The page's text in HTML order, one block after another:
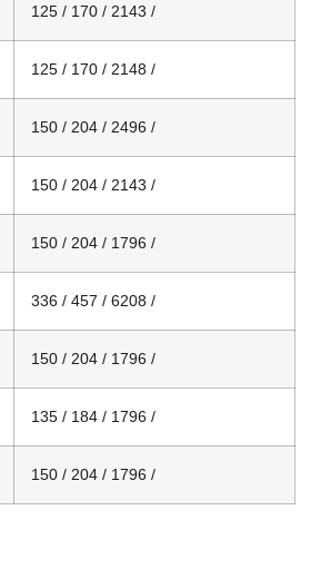
125 / 170 / 2143 /
125 / 170 / 2148 /
150 / 204 / 2496 /
150 / 204 / 2143 /
150 / 204 / 1796 /
336 / 457 / 6208 /
150 / 204 / 1796 /
135 / 184 / 1796 /
150 / 204 / 1796 /